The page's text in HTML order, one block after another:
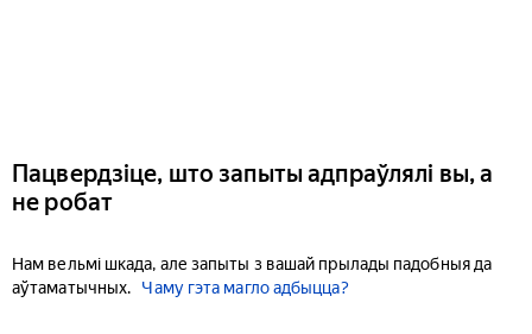
Пацвердзіце, што запыты адпраўлялі вы, а
не робат
Нам вельмі шкада, але запыты з вашай прылады падобныя да
аўтаматычных.
Чаму гэта магло адбыцца?